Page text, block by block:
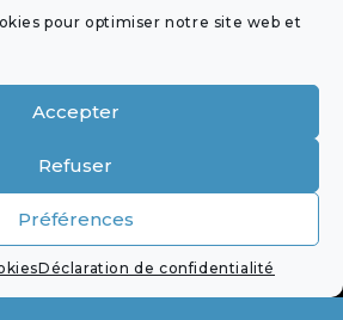
pour optimiser notre site web et
Accepter
Refuser
Préférences
Déclaration de confidentialité
(UE)
DE LA PROFESSION